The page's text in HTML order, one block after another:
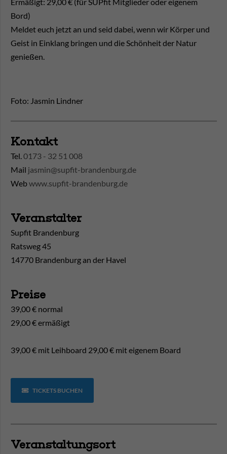
Ermäßigt: 29,00 € (für SUPfit Mitglieder oder eigenem
Bord)
Meldet euch jetzt an und seid dabei, wenn wir Körper und
Geist in Einklang bringen und die Schönheit der Natur
genießen.
Foto: Jasmin Lindner
Kontakt
Tel.0173 - 32 51 008
Mail jasmin@supfit-brandenburg.de
Webwww.supfit-brandenburg.de
Veranstalter
Supfit Brandenburg
Ratsweg 45
14770 Brandenburg an der Havel
Preise
39,00 € normal
29,00 € ermäßigt
39,00 € mit Leihboard 29,00 € mit eigenem Board
TICKETS BUCHEN
Veranstaltungsort